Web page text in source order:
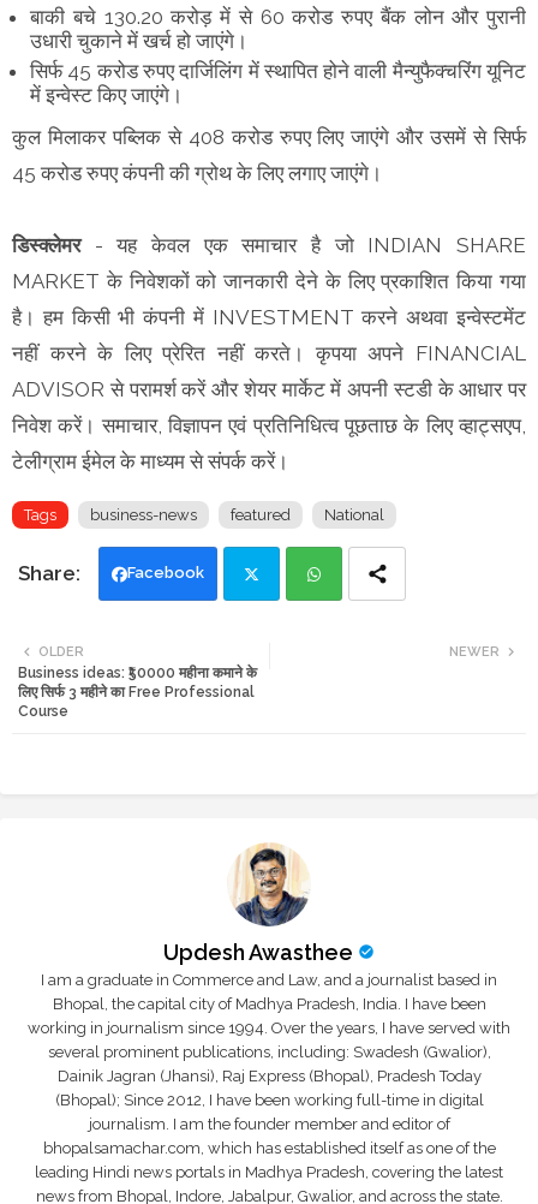
बाकी बचे 130.20 करोड़ में से 60 करोड रुपए बैंक लोन और पुरानी
उधारी चुकाने में खर्च हो जाएंगे।
सिर्फ 45 करोड रुपए दार्जिलिंग में स्थापित होने वाली मैन्युफैक्चरिंग यूनिट
में इन्वेस्ट किए जाएंगे।
कुल मिलाकर पब्लिक से 408 करोड रुपए लिए जाएंगे और उसमें से सिर्फ
45 करोड रुपए कंपनी की ग्रोथ के लिए लगाए जाएंगे।
डिस्क्लेमर - यह केवल एक समाचार है जो INDIAN SHARE
MARKET के निवेशकों को जानकारी देने के लिए प्रकाशित किया गया
है। हम किसी भी कंपनी में INVESTMENT करने अथवा इन्वेस्टमेंट
नहीं करने के लिए प्रेरित नहीं करते। कृपया अपने FINANCIAL
ADVISOR से परामर्श करें और शेयर मार्केट में अपनी स्टडी के आधार पर
निवेश करें। समाचार, विज्ञापन एवं प्रतिनिधित्व पूछताछ के लिए व्हाट्सएप,
टेलीग्राम ईमेल के माध्यम से संपर्क करें।
Tags business-news featured National
Facebook
tte
NEWER
OLDER
Business ideas: ₹50000 महीना कमाने के
लिए सिर्फ 3 महीने का Free Professional
Course
Updesh Awasthee
I am a graduate in Commerce and Law, and a journalist based in
Bhopal, the capital city of Madhya Pradesh, India. I have been
working in journalism since 1994. Over the years, I have served with
several prominent publications, including: Swadesh (Gwalior),
Dainik Jagran (Jhansi), Raj Express (Bhopal), Pradesh Today
(Bhopal); Since 2012, I have been working full-time in digital
journalism. I am the founder member and editor of
bhopalsamachar.com, which has established itself as one of the
leading Hindi news portals in Madhya Pradesh, covering the latest
news from Bhopal, Indore, Jabalpur, Gwalior, and across the state.